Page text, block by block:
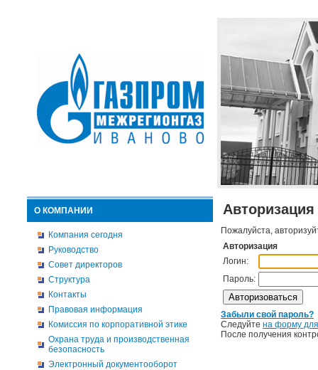
О КОМПАНИИ
Компания сегодня
Руководство
Совет директоров
Структура
Контакты
Правовая информация
Комиссия по корпоративной этике
Охрана труда и производственная
безопасность
Электронный документооборот
Авторизация
Пожалуйста,
Авторизация
Логин:
Пароль:
Забыли свой пароль?
Следуйте на форму
После получения